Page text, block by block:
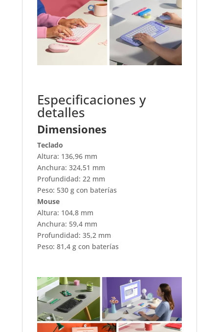
Especificaciones y
detalles
Dimensiones
Teclado
Altura: 136,96 mm
Anchura: 324,51 mm
Profundidad: 22 mm
Peso: 530 g con baterías
Mouse
Altura: 104,8 mm
Anchura: 59,4 mm
Profundidad: 35,2 mm
Peso: 81,4 g con baterías